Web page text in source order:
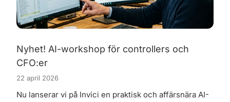
Nyhet! AI-workshop för controllers och
CFO:er
22 april 2026
Nu lanserar vi på Invici en praktisk och affärsnära AI-